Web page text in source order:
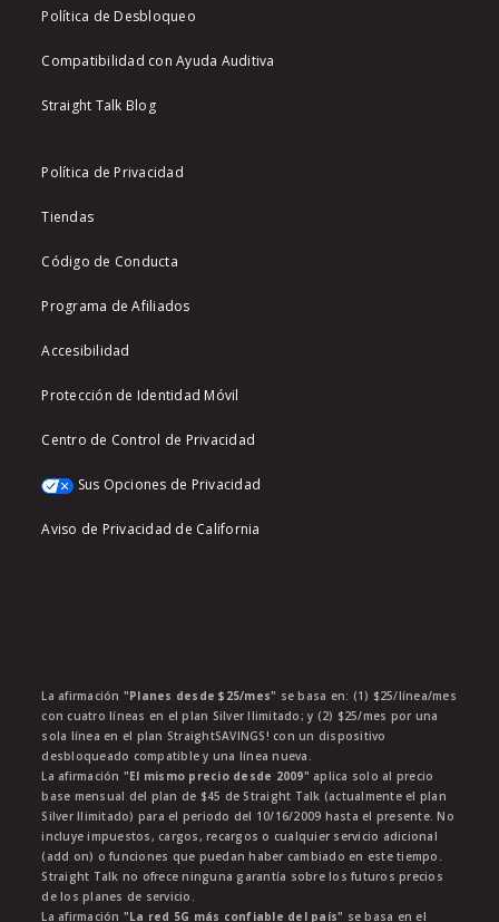
Política de Desbloqueo
Compatibilidad con Ayuda Auditiva
Straight Talk Blog
Política de Privacidad
Tiendas
Código de Conducta
Programa de Afiliados
Accesibilidad
Protección de Identidad Móvil
Centro de Control de Privacidad
Sus Opciones de Privacidad
Aviso de Privacidad de California
La afirmación "Planes desde $25/mes" se basa en: (1) $25/línea/mes
con cuatro líneas en el plan Silver Ilimitado; y (2) $25/mes por una
sola línea en el plan StraightSAVINGS! con un dispositivo
desbloqueado compatible y una línea nueva.
La afirmación "El mismo precio desde 2009" aplica solo al precio
base mensual del plan de $45 de Straight Talk (actualmente el plan
Silver Ilimitado) para el periodo del 10/16/2009 hasta el presente. No
incluye impuestos, cargos, recargos o cualquier servicio adicional
(add on) o funciones que puedan haber cambiado en este tiempo.
Straight Talk no ofrece ninguna garantía sobre los futuros precios
de los planes de servicio.
La afirmación "La red 5G más confiable del país" se basa en el